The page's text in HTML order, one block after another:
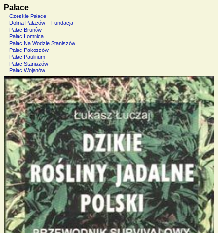
Pałace
Czeskie Pałace
Dolina Pałaców – Fundacja
Pałac Brunów
Pałac Łomnica
Pałac Na Wodzie Staniszów
Pałac Pakoszów
Pałac Paulinum
Pałac Staniszów
Pałac Wojanów